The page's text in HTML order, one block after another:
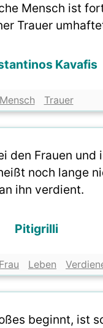
Mensch ist
Trauer
Kavafis
Mensch Trauer
den Frauen und
noch lange
ihn verdient.
Pitigrilli
Frau Leben
beginnt, ist